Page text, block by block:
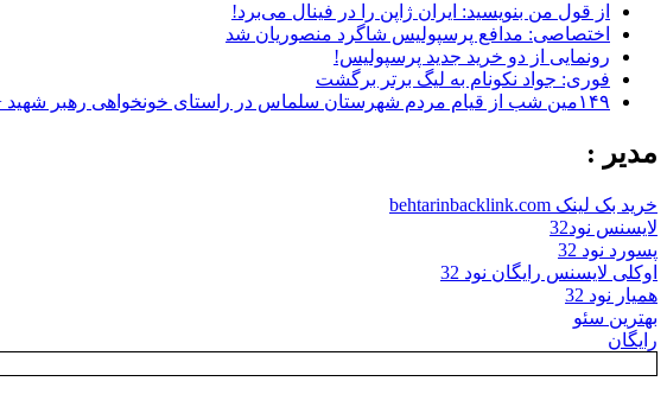
از قول من بنویسید: ایران ژاپن را در فینال می‌برد!
اختصاصی: مدافع پرسپولیس شاگرد منصوریان شد
رونمایی از دو خرید جدید پرسپولیس!
فوری: جواد نکونام به لیگ برتر برگشت
۱۴۹مین شب از قیام مردم شهرستان سلماس در راستای خونخواهی رهبر شهید + تصاویر
مدیر :
خرید بک لینک behtarinbacklink.com
لایسنس نود32
پسورد نود 32
اوکلی لایسنس رایگان نود 32
همیار نود 32
بهترین سئو
رایگان